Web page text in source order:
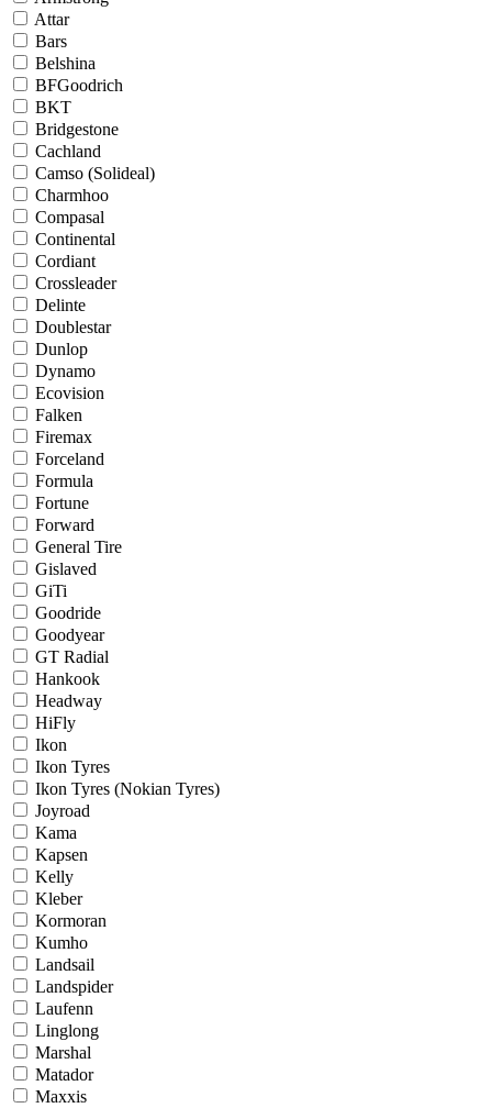
Attar
Bars
Belshina
BFGoodrich
BKT
Bridgestone
Cachland
Camso (Solideal)
Charmhoo
Compasal
Continental
Cordiant
Crossleader
Delinte
Doublestar
Dunlop
Dynamo
Ecovision
Falken
Firemax
Forceland
Formula
Fortune
Forward
General Tire
Gislaved
GiTi
Goodride
Goodyear
GT Radial
Hankook
Headway
HiFly
Ikon
Ikon Tyres
Ikon Tyres (Nokian Tyres)
Joyroad
Kama
Kapsen
Kelly
Kleber
Kormoran
Kumho
Landsail
Landspider
Laufenn
Linglong
Marshal
Matador
Maxxis